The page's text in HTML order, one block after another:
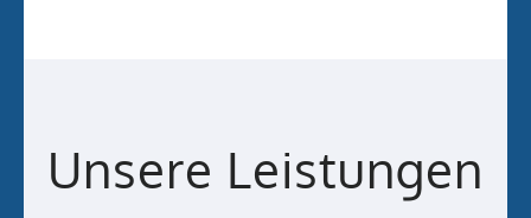
Unsere Leistungen